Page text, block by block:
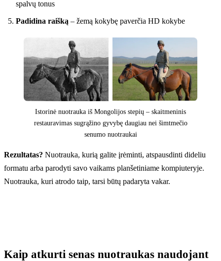
spalvų tonus
Padidina raišką – žemą kokybę paverčia HD kokybe
Istorinė nuotrauka iš Mongolijos stepių – skaitmeninis
restauravimas sugrąžino gyvybę daugiau nei šimtmečio
senumo nuotraukai
Rezultatas? Nuotrauka, kurią galite įrėminti, atspausdinti dideliu
formatu arba parodyti savo vaikams planšetiniame kompiuteryje.
Nuotrauka, kuri atrodo taip, tarsi būtų padaryta vakar.
Kaip atkurti senas nuotraukas naudojant